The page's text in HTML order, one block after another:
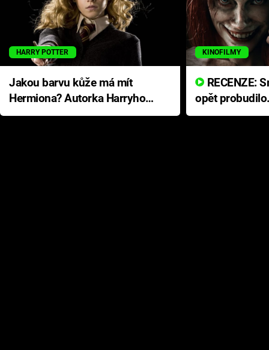
HARRY POTTER
Jakou barvu kůže má mít
Hermiona? Autorka Harryho
Pottera přišla s ráznou
KINOFILMY
opět
přichází s